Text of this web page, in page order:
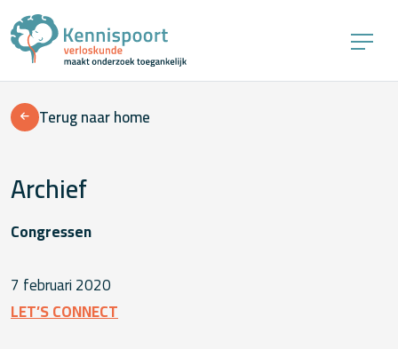
Terug naar home
Archief
Congressen
7 februari 2020
LET’S CONNECT